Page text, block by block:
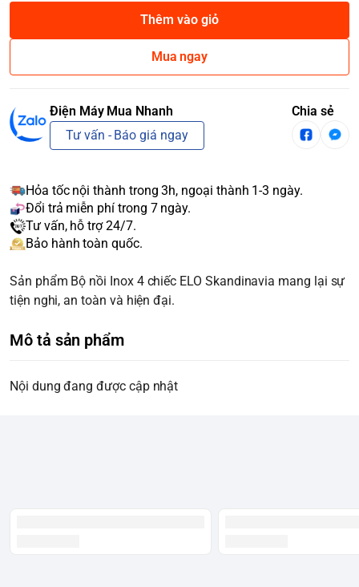
Thêm vào giỏ
Mua ngay
Điện Máy Mua Nhanh
Tư vấn - Báo giá ngay
Chia sẻ
Hỏa tốc nội thành trong 3h, ngoại thành 1-3 ngày.
Đổi trả miễn phí trong 7 ngày.
Tư vấn, hỗ trợ 24/7.
Bảo hành toàn quốc.
Sản phẩm Bộ nồi Inox 4 chiếc ELO Skandinavia mang lại sự
tiện nghi, an toàn và hiện đại.
Mô tả sản phẩm
Nội dung đang được cập nhật